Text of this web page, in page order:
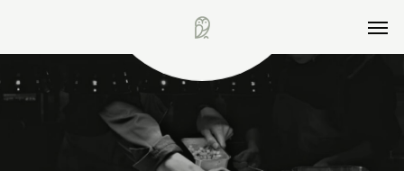
Scholaでお楽しみいただけるお食事